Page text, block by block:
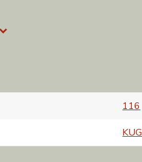
116